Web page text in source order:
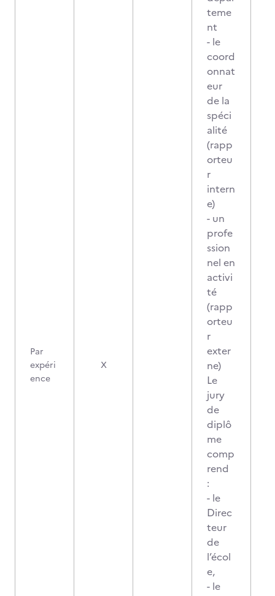
Par
expéri
ence
X
teme
nt
- le
coord
onnat
eur
de la
spéci
alité
(rapp
orteu
r
intern
e)
- un
profe
ssion
nel en
activi
té
(rapp
orteu
r
exter
ne)
Le
jury
de
diplô
me
comp
rend
:
- le
Direc
teur
de
l’écol
e,
- le